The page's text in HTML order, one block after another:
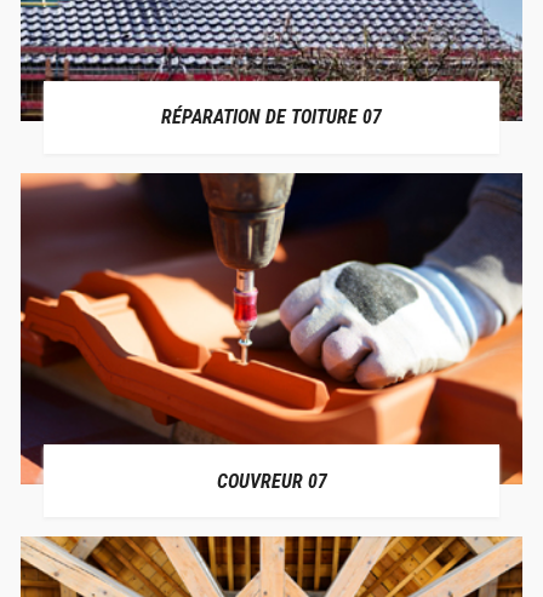
RÉPARATION DE TOITURE 07
COUVREUR 07